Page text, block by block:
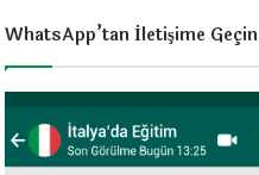
WhatsApp’tan İletişime Geçin